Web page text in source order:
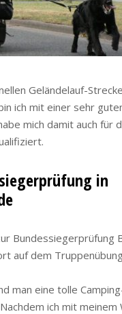
Geländelauf-
ich mit einer sehr
mich damit auch für
in
Bundessiegerprüfung
auf dem
man eine tolle
ich mit meinem